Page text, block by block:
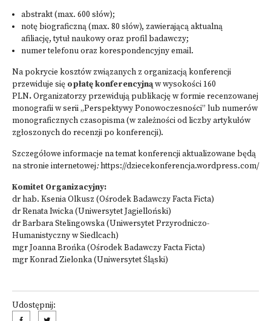
abstrakt (max. 600 słów);
notę biograficzną (max. 80 słów), zawierającą aktualną
afiliację, tytuł naukowy oraz profil badawczy;
numer telefonu oraz korespondencyjny email.
Na pokrycie kosztów związanych z organizacją konferencji
przewiduje się opłatę konferencyjnąw wysokości 160
PLN.Organizatorzy przewidują publikację w formie recenzowanej
monografii w serii „Perspektywy Ponowoczesności” lub numerów
monograficznych czasopisma (w zależności od liczby artykułów
zgłoszonych do recenzji po konferencji).
Szczegółowe informacje na temat konferencji aktualizowane będą
na stronie internetowej:https://dziecekonferencja.wordpress.com/
Komitet Organizacyjny:
dr hab. Ksenia Olkusz (Ośrodek Badawczy Facta Ficta)
dr Renata Iwicka (Uniwersytet Jagielloński)
dr Barbara Stelingowska (Uniwersytet Przyrodniczo-
Humanistyczny w Siedlcach)
mgr Joanna Brońka (Ośrodek Badawczy Facta Ficta)
mgr Konrad Zielonka (Uniwersytet Śląski)
Udostępnij: